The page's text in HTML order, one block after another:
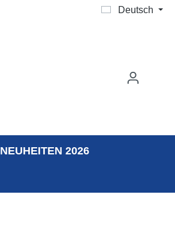
Deutsch
NEUHEITEN 2026